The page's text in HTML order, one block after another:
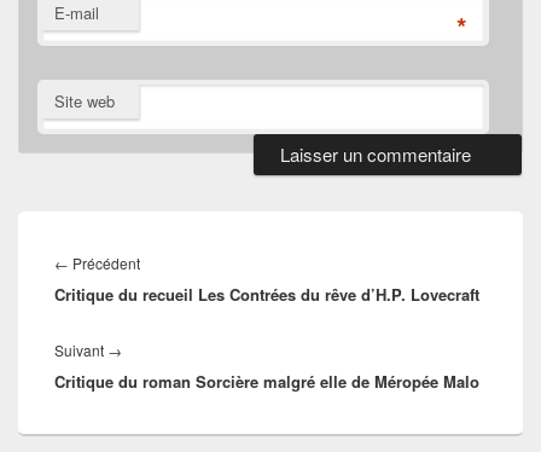
E-mail *
Site web
de
l’article
← PrécédentArticle
précédent :
Critique du recueil Les Contrées du rêve d’H.P. Lovecraft
Suivant →
suivant :
Critique du roman Sorcière malgré elle de Méropée Malo